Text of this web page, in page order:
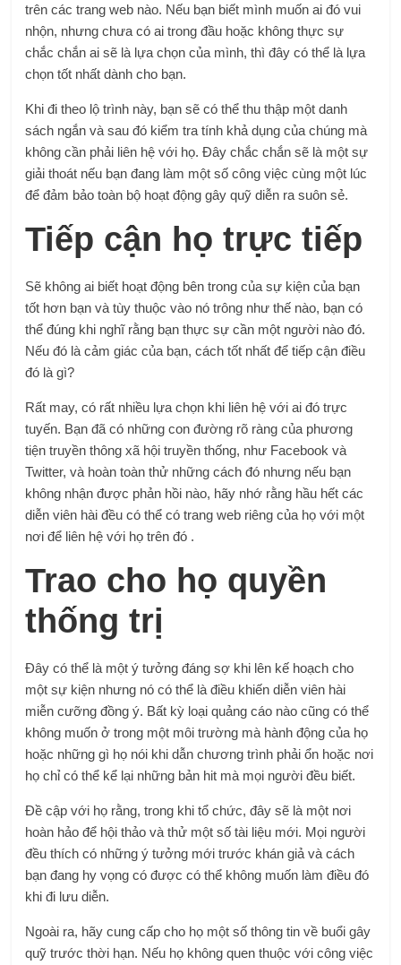
trên các trang web nào. Nếu bạn biết mình muốn ai đó vui
nhộn, nhưng chưa có ai trong đầu hoặc không thực sự
chắc chắn ai sẽ là lựa chọn của mình, thì đây có thể là lựa
chọn tốt nhất dành cho bạn.
Khi đi theo lộ trình này, bạn sẽ có thể thu thập một danh
sách ngắn và sau đó kiểm tra tính khả dụng của chúng mà
không cần phải liên hệ với họ. Đây chắc chắn sẽ là một sự
giải thoát nếu bạn đang làm một số công việc cùng một lúc
để đảm bảo toàn bộ hoạt động gây quỹ diễn ra suôn sẻ.
Tiếp cận họ trực tiếp
Sẽ không ai biết hoạt động bên trong của sự kiện của bạn
tốt hơn bạn và tùy thuộc vào nó trông như thế nào, bạn có
thể đúng khi nghĩ rằng bạn thực sự cần một người nào đó.
Nếu đó là cảm giác của bạn, cách tốt nhất để tiếp cận điều
đó là gì?
Rất may, có rất nhiều lựa chọn khi liên hệ với ai đó trực
tuyến. Bạn đã có những con đường rõ ràng của phương
tiện truyền thông xã hội truyền thống, như Facebook và
Twitter, và hoàn toàn thử những cách đó nhưng nếu bạn
không nhận được phản hồi nào, hãy nhớ rằng hầu hết các
diễn viên hài đều có thể có trang web riêng của họ với một
nơi để liên hệ với họ trên đó .
Trao cho họ quyền
thống trị
Đây có thể là một ý tưởng đáng sợ khi lên kế hoạch cho
một sự kiện nhưng nó có thể là điều khiến diễn viên hài
miễn cưỡng đồng ý. Bất kỳ loại quảng cáo nào cũng có thể
không muốn ở trong một môi trường mà hành động của họ
hoặc những gì họ nói khi dẫn chương trình phải ổn hoặc nơi
họ chỉ có thể kể lại những bản hit mà mọi người đều biết.
Đề cập với họ rằng, trong khi tổ chức, đây sẽ là một nơi
hoàn hảo để hội thảo và thử một số tài liệu mới. Mọi người
đều thích có những ý tưởng mới trước khán giả và cách
bạn đang hy vọng có được có thể không muốn làm điều đó
khi đi lưu diễn.
Ngoài ra, hãy cung cấp cho họ một số thông tin về buổi gây
quỹ trước thời hạn. Nếu họ không quen thuộc với công việc